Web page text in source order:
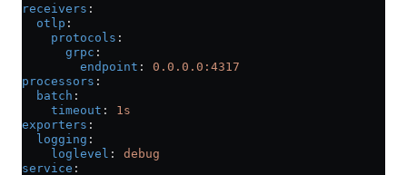
receivers :
  otlp
:
    protocols
:
      grpc
:
        endpoint
: 0.0.0.0:4317
processors :
  batch
:
    timeout
: 1s
exporters :
  logging
:
    loglevel
: debug
service :